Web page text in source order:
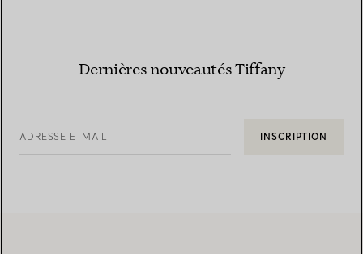
Dernières nouveautés Tiffany
ADRESSE E-MAIL INSCRIPTION